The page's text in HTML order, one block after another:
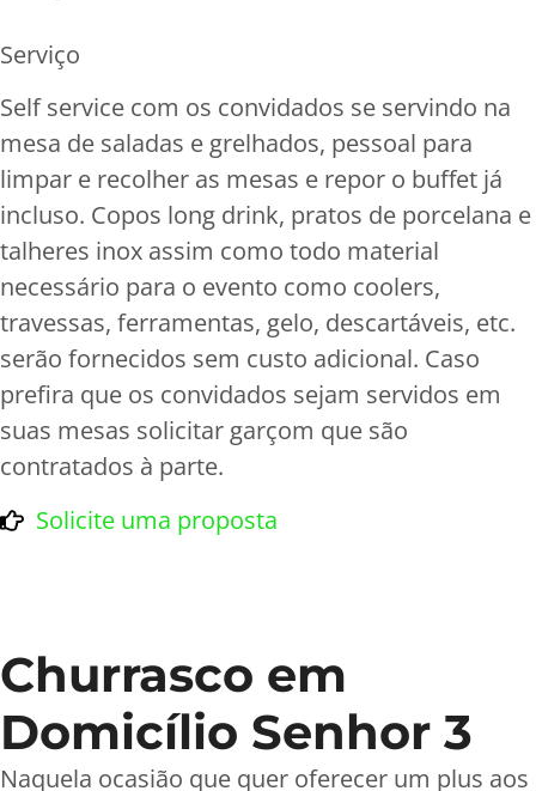
Serviço
Self service com os convidados se servindo na
mesa de saladas e grelhados, pessoal para
limpar e recolher as mesas e repor o buffet já
incluso. Copos long drink, pratos de porcelana e
talheres inox assim como todo material
necessário para o evento como coolers,
travessas, ferramentas, gelo, descartáveis, etc.
serão fornecidos sem custo adicional. Caso
prefira que os convidados sejam servidos em
suas mesas solicitar garçom que são
contratados à parte.
Solicite uma proposta
Churrasco em
Domicílio Senhor 3
Naquela ocasião que quer oferecer um plus aos